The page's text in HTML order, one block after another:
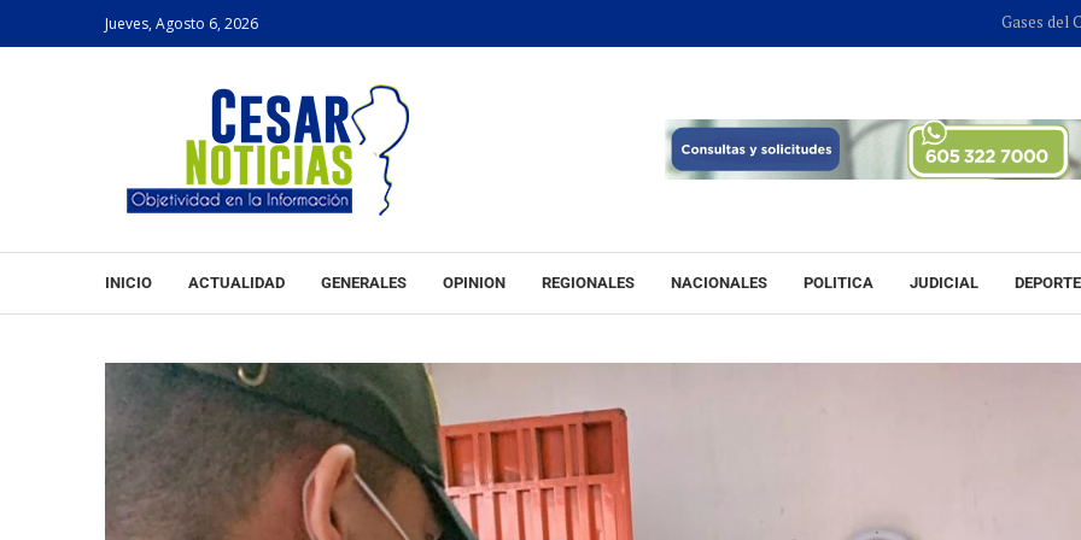
Jueves, Agosto 6, 2026 Gases del Caribe
INICIO ACTUALIDAD GENERALES OPINION REGIONALES NACIONALES POLITICA JUDICIAL